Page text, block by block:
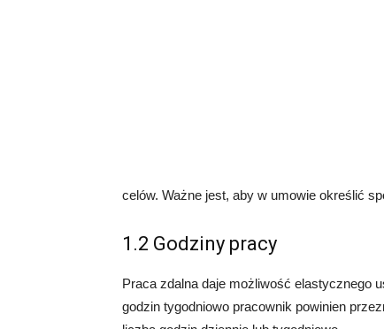
celów. Ważne jest, aby w umowie określić
1.2 Godziny pracy
Praca zdalna daje możliwość elastycznego
godzin tygodniowo pracownik powinien